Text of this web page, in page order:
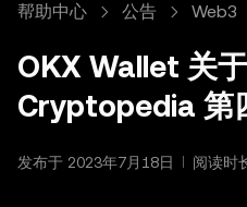
帮助中心 公告 Web3
OKX Wallet 关
Cryptopedia 第
发布于 2023年7月18日 阅读时